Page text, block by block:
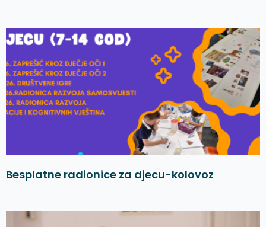
Besplatne radionice za djecu-kolovoz